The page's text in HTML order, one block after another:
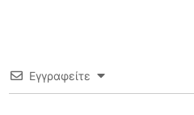
Εγγραφείτε